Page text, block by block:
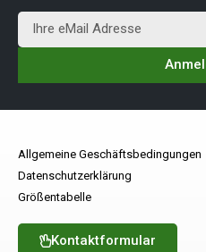
Allgemeine Geschäftsbedingungen
Datenschutzerklärung
Größentabelle
Kontaktformular